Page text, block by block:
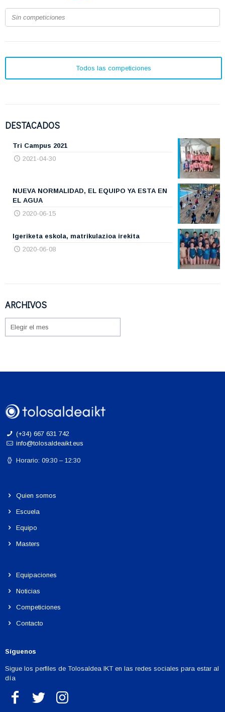
Sin competiciones
Todos las competiciones
DESTACADOS
Tri Campus 2021
2021-04-30
NUEVA NORMALIDAD, EL EQUIPO YA ESTA EN
EL AGUA
2020-06-15
Igeriketa eskola, matrikulazioa irekita
2020-06-08
ARCHIVOS
(+34) 667 631 742
info@tolosaldeaikt.eus
Horario: 09:30 – 12:30
Quien somos
Escuela
Equipo
Masters
Equipaciones
Noticias
Competiciones
Contacto
Síguenos
Sigue los perfiles de Tolosaldea IKT en las redes sociales para estar al
día